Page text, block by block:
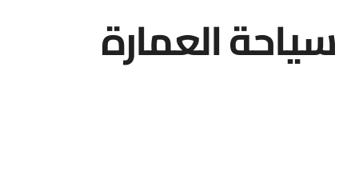
العمارة